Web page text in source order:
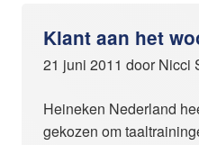
Klant aan het
21 juni 2011 door Nicci
Heineken Nederland
gekozen om